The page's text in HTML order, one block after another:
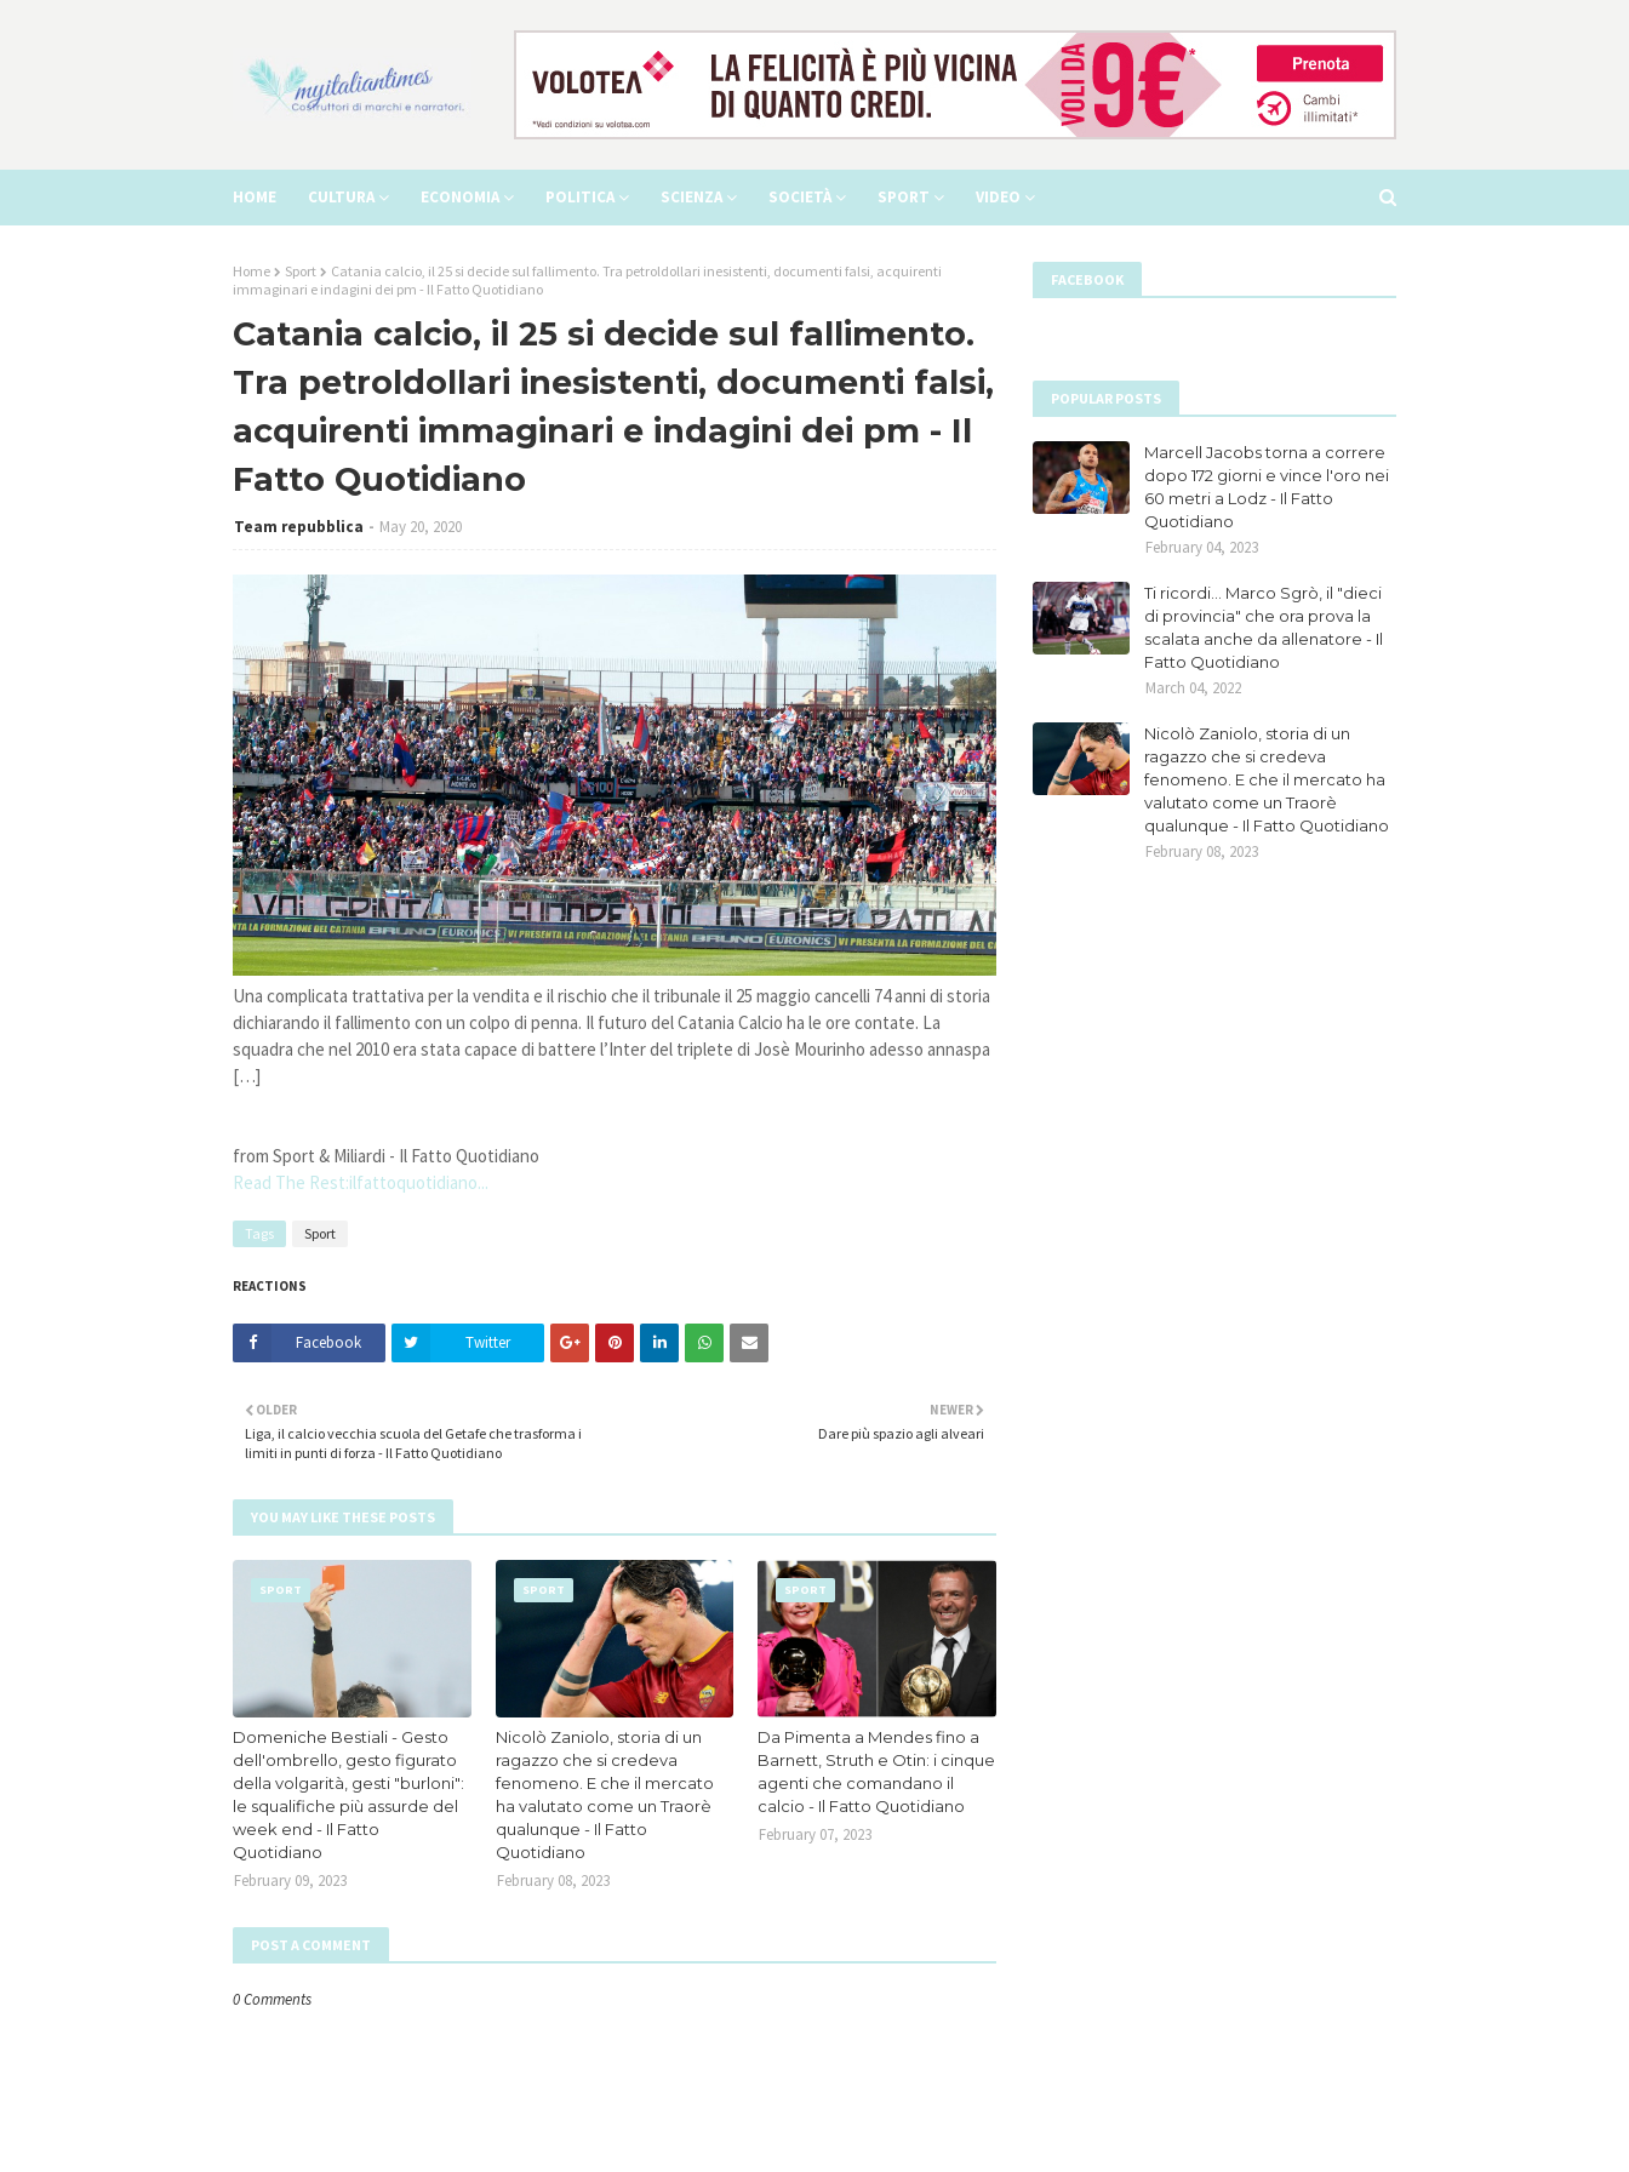
HOME CULTURA ECONOMIA POLITICA SCIENZA SOCIETÀ SPORT VIDEO
Home Sport
Catania calcio, il 25 si decide sul fallimento. Tra petroldollari inesistenti, documenti falsi, acquirenti
immaginari e indagini dei pm - Il Fatto Quotidiano
Catania calcio, il 25 si decide sul fallimento.
Tra petroldollari inesistenti, documenti falsi,
acquirenti immaginari e indagini dei pm - Il
Fatto Quotidiano
Team repubblica May 20, 2020
Una complicata trattativa per la vendita e il rischio che il tribunale il 25 maggio cancelli 74 anni di storia
dichiarando il fallimento con un colpo di penna. Il futuro del Catania Calcio ha le ore contate. La
squadra che nel 2010 era stata capace di battere l’Inter del triplete di Josè Mourinho adesso annaspa
[…]
from Sport & Miliardi - Il Fatto Quotidiano
Read The Rest:ilfattoquotidiano...
Tags Sport
REACTIONS
Facebook Twitter
NEWER
Dare più spazio agli alveari
OLDER
Liga, il calcio vecchia scuola del Getafe che trasforma i
limiti in punti di forza - Il Fatto Quotidiano
YOU MAY LIKE THESE POSTS
SPORT
Domeniche Bestiali - Gesto
dell'ombrello, gesto figurato
della volgarità, gesti "burloni":
le squalifiche più assurde del
week end - Il Fatto
Quotidiano
February 09, 2023
SPORT
Nicolò Zaniolo, storia di un
ragazzo che si credeva
fenomeno. E che il mercato
ha valutato come un Traorè
qualunque - Il Fatto
Quotidiano
February 08, 2023
SPORT
Da Pimenta a Mendes fino a
Barnett, Struth e Otin: i cinque
agenti che comandano il
calcio - Il Fatto Quotidiano
February 07, 2023
POST A COMMENT
0 Comments
FACEBOOK
POPULAR POSTS
Marcell Jacobs torna a correre
dopo 172 giorni e vince l'oro nei
60 metri a Lodz - Il Fatto
Quotidiano
February 04, 2023
Ti ricordi... Marco Sgrò, il "dieci
di provincia" che ora prova la
scalata anche da allenatore - Il
Fatto Quotidiano
March 04, 2022
Nicolò Zaniolo, storia di un
ragazzo che si credeva
fenomeno. E che il mercato ha
valutato come un Traorè
qualunque - Il Fatto Quotidiano
February 08, 2023